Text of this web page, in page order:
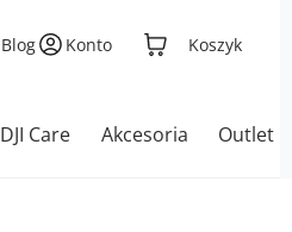
Blog Konto Koszyk
DJI Care Akcesoria Outlet